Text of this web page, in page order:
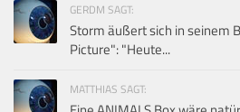
GERDM SAGT:
Storm äußert sich in seinem
Picture": "Heute...
MATTHIAS SAGT: